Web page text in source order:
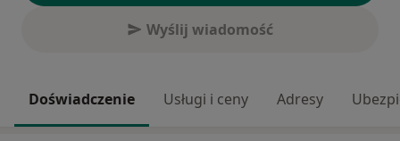
Wyślij wiadomość
Doświadczenie Usługi i ceny Adresy